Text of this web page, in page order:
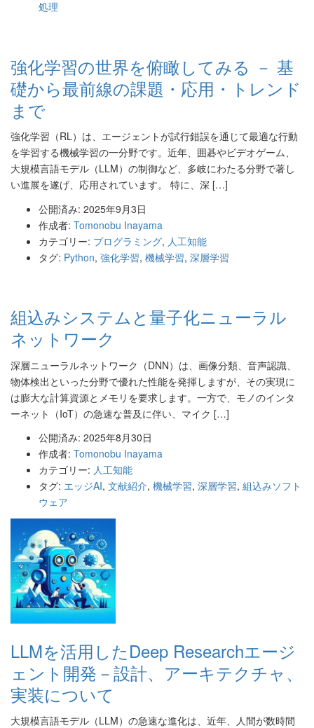
処理
強化学習の世界を俯瞰してみる － 基
礎から最前線の課題・応用・トレンド
まで
強化学習（RL）は、エージェントが試行錯誤を通じて最適な行動
を学習する機械学習の一分野です。近年、囲碁やビデオゲーム、
大規模言語モデル（LLM）の制御など、多岐にわたる分野で著し
い進展を遂げ、応用されています。 特に、深 […]
公開済み: 2025年9月3日
作成者: Tomonobu Inayama
カテゴリー: プログラミング, 人工知能
タグ: Python, 強化学習, 機械学習, 深層学習
組込みシステムと量子化ニューラル
ネットワーク
深層ニューラルネットワーク（DNN）は、画像分類、音声認識、
物体検出といった分野で優れた性能を発揮しますが、その実現に
は膨大な計算資源とメモリを要求します。一方で、モノのインタ
ーネット（IoT）の急速な普及に伴い、マイク […]
公開済み: 2025年8月30日
作成者: Tomonobu Inayama
カテゴリー: 人工知能
タグ: エッジAI, 文献紹介, 機械学習, 深層学習, 組込みソフト
ウェア
LLMを活用したDeep Researchエージ
ェント開発－設計、アーキテクチャ、
実装について
大規模言語モデル（LLM）の急速な進化は、近年、人間が数時間